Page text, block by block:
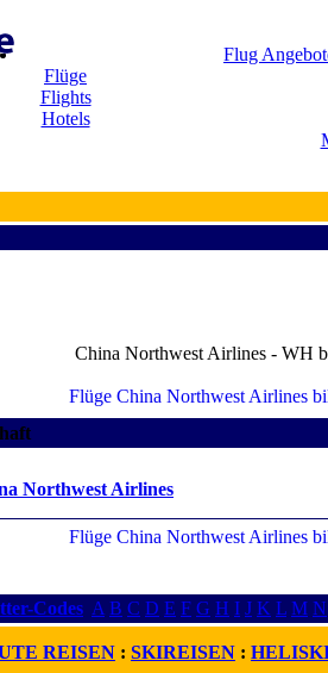
Flug
Flüge
Flights
Hotels
China Northwest Airlines - WH
Northwest Airlines
Codes A B C D E F G H I J K L M N
REISEN : SKIREISEN :